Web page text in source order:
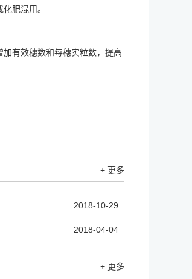
肥混用。
有效穗数和每穗实粒数，提高
+ 更多
2018-10-29
2018-04-04
+ 更多